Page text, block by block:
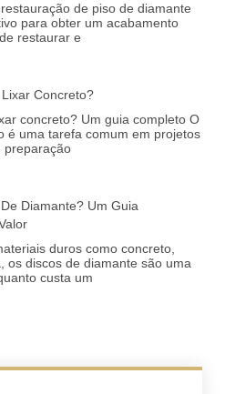
de piso de diamante
para obter um acabamento
restaurar e
Concreto?
concreto? Um guia completo O
é uma tarefa comum em projetos
preparação
Diamante? Um Guia
duros como concreto,
os discos de diamante são uma
custa um